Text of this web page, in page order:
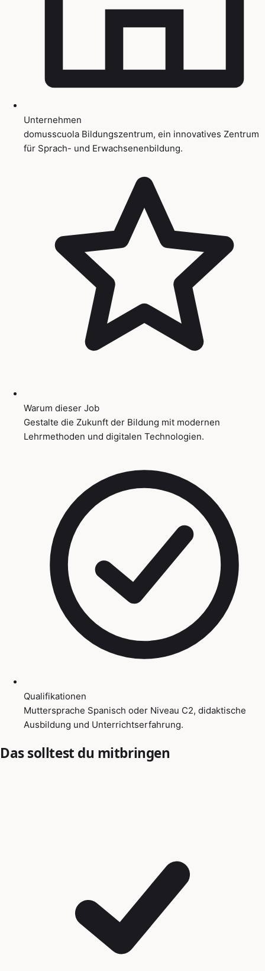
Unternehmen
domusscuola Bildungszentrum, ein innovatives Zentrum
für Sprach- und Erwachsenenbildung.
Warum dieser Job
Gestalte die Zukunft der Bildung mit modernen
Lehrmethoden und digitalen Technologien.
Qualifikationen
Muttersprache Spanisch oder Niveau C2, didaktische
Ausbildung und Unterrichtserfahrung.
Das solltest du mitbringen